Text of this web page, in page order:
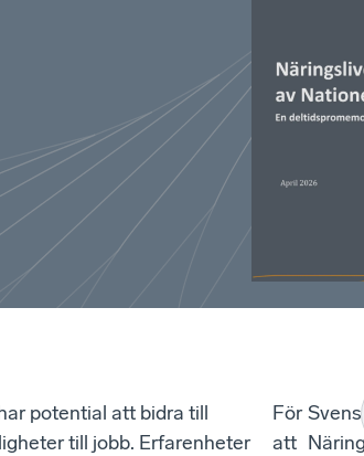
potential att bidra till
till jobb. Erfarenheter
För
att